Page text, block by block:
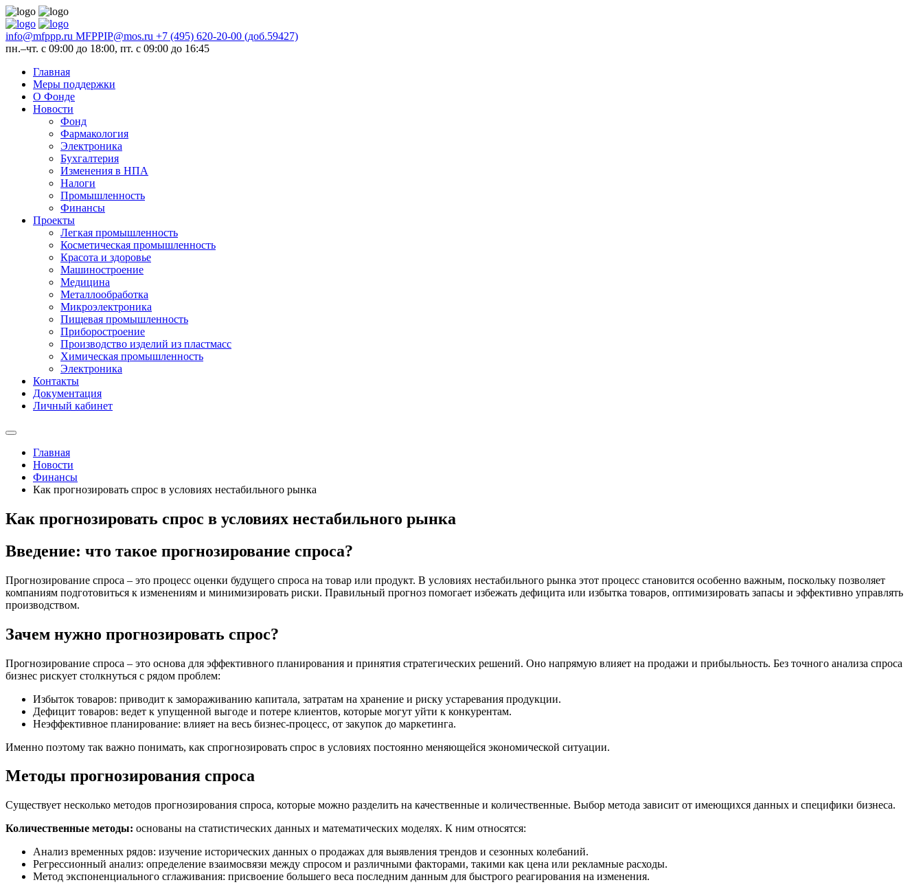
info@mfppp.ru MFPPIP@mos.ru +7 (495) 620-20-00 (доб.59427)
пн.–чт. с 09:00 до 18:00, пт. с 09:00 до 16:45
Главная
Меры поддержки
О Фонде
Новости
Фонд
Фармакология
Электроника
Бухгалтерия
Изменения в НПА
Налоги
Промышленность
Финансы
Проекты
Легкая промышленность
Косметическая промышленность
Красота и здоровье
Машиностроение
Медицина
Металлообработка
Микроэлектроника
Пищевая промышленность
Приборостроение
Производство изделий из пластмасс
Химическая промышленность
Электроника
Контакты
Документация
Личный кабинет
Главная
Новости
Финансы
Как прогнозировать спрос в условиях нестабильного рынка
Как прогнозировать спрос в условиях нестабильного рынка
Введение: что такое прогнозирование спроса?
Прогнозирование спроса – это процесс оценки будущего спроса на товар или продукт. В условиях нестабильного рынка этот процесс становится особенно важным, поскольку позволяет
компаниям подготовиться к изменениям и минимизировать риски. Правильный прогноз помогает избежать дефицита или избытка товаров, оптимизировать запасы и эффективно управлять
производством.
Зачем нужно прогнозировать спрос?
Прогнозирование спроса – это основа для эффективного планирования и принятия стратегических решений. Оно напрямую влияет на продажи и прибыльность. Без точного анализа спроса
бизнес рискует столкнуться с рядом проблем:
Избыток товаров: приводит к замораживанию капитала, затратам на хранение и риску устаревания продукции.
Дефицит товаров: ведет к упущенной выгоде и потере клиентов, которые могут уйти к конкурентам.
Неэффективное планирование: влияет на весь бизнес-процесс, от закупок до маркетинга.
Именно поэтому так важно понимать, как спрогнозировать спрос в условиях постоянно меняющейся экономической ситуации.
Методы прогнозирования спроса
Существует несколько методов прогнозирования спроса, которые можно разделить на качественные и количественные. Выбор метода зависит от имеющихся данных и специфики бизнеса.
Количественные методы: основаны на статистических данных и математических моделях. К ним относятся:
Анализ временных рядов: изучение исторических данных о продажах для выявления трендов и сезонных колебаний.
Регрессионный анализ: определение взаимосвязи между спросом и различными факторами, такими как цена или рекламные расходы.
Метод экспоненциального сглаживания: присвоение большего веса последним данным для быстрого реагирования на изменения.